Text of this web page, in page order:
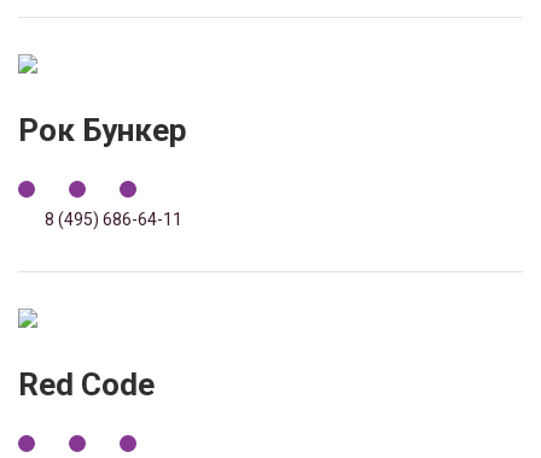
Рок Бункер
8 (495) 686-64-11
Red Code